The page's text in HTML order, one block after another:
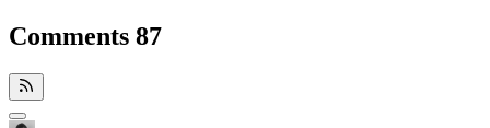
Comments 87